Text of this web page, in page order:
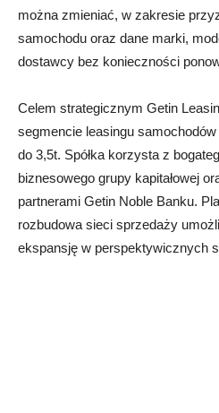
można zmieniać, w zakresie
samochodu oraz dane marki,
dostawcy bez konieczności
Celem strategicznym Getin
segmencie leasingu
do 3,5t. Spółka korzysta z
biznesowego grupy kapitałowej
partnerami Getin Noble Banku.
rozbudowa sieci sprzedaży
ekspansję w perspektywicznych